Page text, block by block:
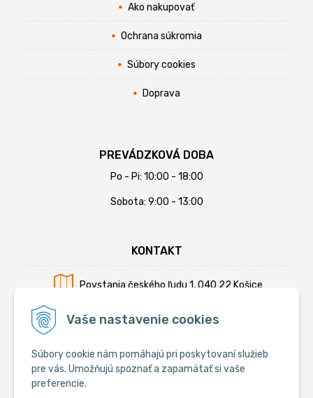
Vaše nastavenie cookies
Súbory cookie nám pomáhajú pri poskytovaní služieb
pre vás. Umožňujú spoznať a zapamätať si vaše
preferencie.
Ako nakupovať
Ochrana súkromia
Súbory cookies
Doprava
PREVÁDZKOVÁ DOBA
Po - Pi: 10:00 - 18:00
Sobota: 9:00 - 13:00
KONTAKT
Povstania českého ľudu 1, 040 22 Košice
Mobil:+421 902 794 355
E-mail:info@krmiva.sk